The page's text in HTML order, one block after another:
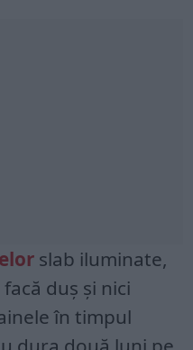
slab iluminate,
duș și nici
în timpul